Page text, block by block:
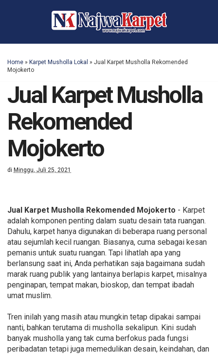
Home » Karpet Musholla Lokal » Jual Karpet Musholla Rekomended
Mojokerto
Jual Karpet Musholla
Rekomended
Mojokerto
di Minggu, Juli 25, 2021
Jual Karpet Musholla Rekomended Mojokerto - Karpet
adalah komponen penting dalam suatu desain tata ruangan.
Dahulu, karpet hanya digunakan di beberapa ruang personal
atau sejumlah kecil ruangan. Biasanya, cuma sebagai kesan
pemanis untuk suatu ruangan. Tapi lihatlah apa yang
berlansung saat ini, Anda perhatikan saja bagaimana sudah
marak ruang publik yang lantainya berlapis karpet, misalnya
penginapan, tempat makan, bioskop, dan tempat ibadah
umat muslim.
Tren inilah yang masih atau mungkin tetap dipakai sampai
nanti, bahkan terutama di musholla sekalipun. Kini sudah
banyak musholla yang tak cuma berfokus pada fungsi
peribadatan tetapi juga memedulikan desain, keindahan, dan